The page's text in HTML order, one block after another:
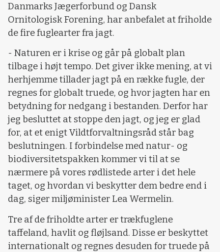
Danmarks Jægerforbund og Dansk
Ornitologisk Forening, har anbefalet at friholde
de fire fuglearter fra jagt.
- Naturen er i krise og går på globalt plan
tilbage i højt tempo. Det giver ikke mening, at vi
herhjemme tillader jagt på en række fugle, der
regnes for globalt truede, og hvor jagten har en
betydning for nedgang i bestanden. Derfor har
jeg besluttet at stoppe den jagt, og jeg er glad
for, at et enigt Vildtforvaltningsråd står bag
beslutningen. I forbindelse med natur- og
biodiversitetspakken kommer vi til at se
nærmere på vores rødlistede arter i det hele
taget, og hvordan vi beskytter dem bedre end i
dag, siger miljøminister Lea Wermelin.
Tre af de friholdte arter er trækfuglene
taffeland, havlit og fløjlsand. Disse er beskyttet
internationalt og regnes desuden for truede på